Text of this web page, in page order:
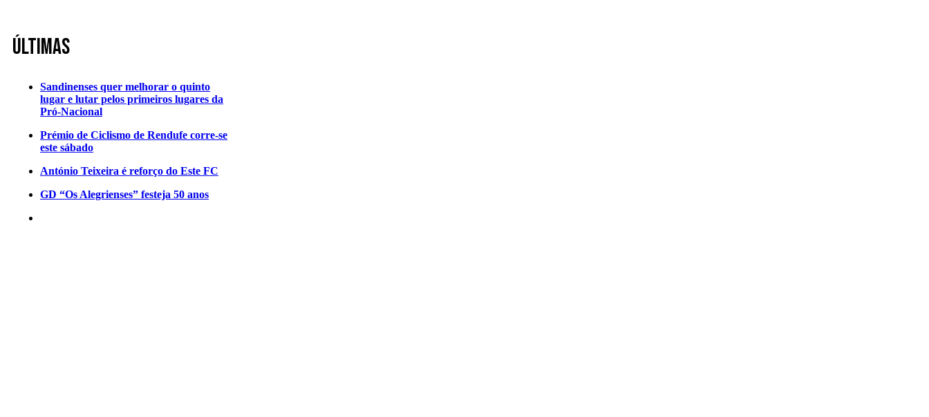
Últimas
Sandinenses quer melhorar o quinto
lugar e lutar pelos primeiros lugares da
Pró-Nacional
Prémio de Ciclismo de Rendufe corre-se
este sábado
António Teixeira é reforço do Este FC
GD “Os Alegrienses” festeja 50 anos